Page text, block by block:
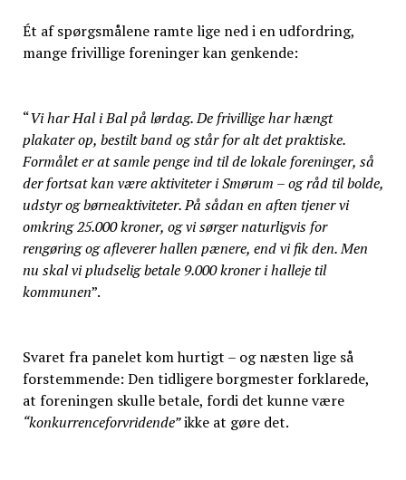
Ét af spørgsmålene ramte lige ned i en udfordring,
mange frivillige foreninger kan genkende:
“Vi har Hal i Bal på lørdag. De frivillige har hængt
plakater op, bestilt band og står for alt det praktiske.
Formålet er at samle penge ind til de lokale foreninger, så
der fortsat kan være aktiviteter i Smørum – og råd til bolde,
udstyr og børneaktiviteter. På sådan en aften tjener vi
omkring 25.000 kroner, og vi sørger naturligvis for
rengøring og afleverer hallen pænere, end vi fik den. Men
nu skal vi pludselig betale 9.000 kroner i halleje til
kommunen”.
Svaret fra panelet kom hurtigt – og næsten lige så
forstemmende: Den tidligere borgmester forklarede,
at foreningen skulle betale, fordi det kunne være
“konkurrenceforvridende”ikke at gøre det.